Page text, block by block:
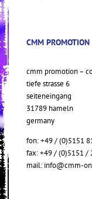
CMM PROMOTION
cmm promotion –
tiefe strasse 6
seiteneingang
31789 hameln
germany
fon: +49 / (0)5151
fax: +49 / (0)5151 /
mail: info@cmm-